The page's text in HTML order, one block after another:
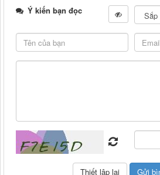
Ý kiến bạn đọc